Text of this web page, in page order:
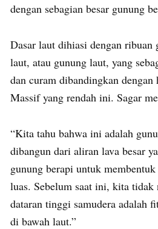
dengan sebagian besar gunung
Dasar laut dihiasi dengan ribuan
laut, atau gunung laut, yang
dan curam dibandingkan dengan
Massif yang rendah ini. Sagar
“Kita tahu bahwa ini adalah
dibangun dari aliran lava besar
gunung berapi untuk
luas. Sebelum saat ini, kita tidak
dataran tinggi samudera adalah
di bawah laut.”